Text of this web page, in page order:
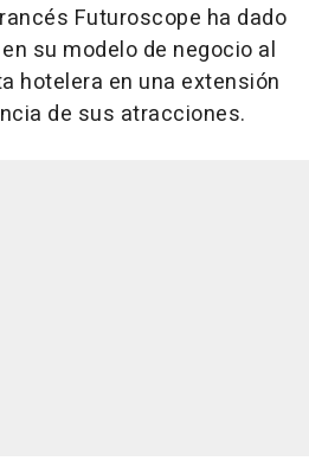
Futuroscope ha dado
su modelo de negocio al
hotelera en una extensión
de sus atracciones.